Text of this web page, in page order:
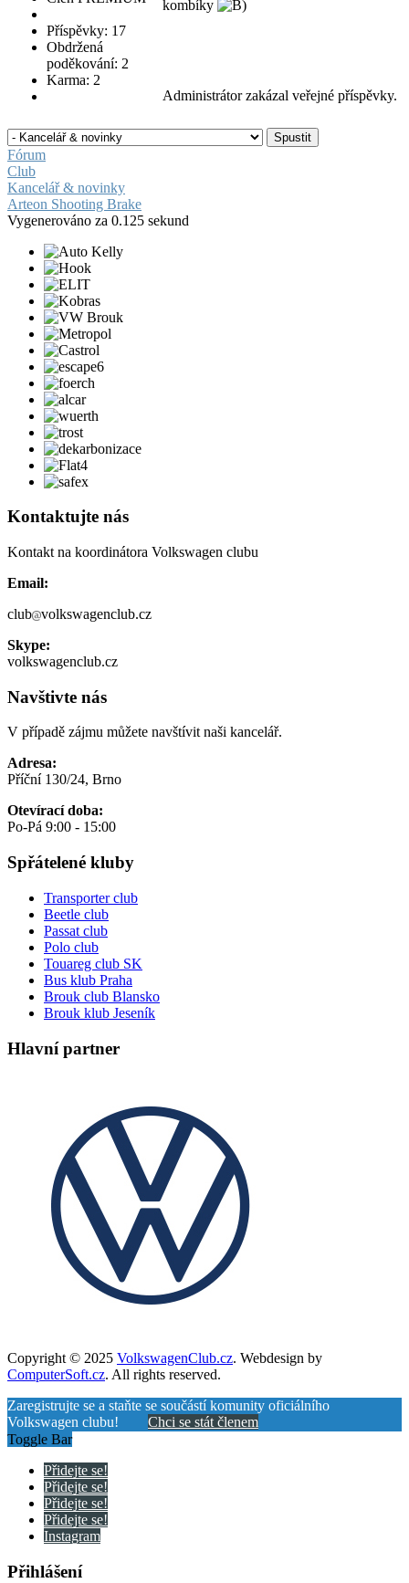
Příspěvky: 17
Obdržená
poděkování: 2
Karma: 2
kombíky
Administrátor zakázal veřejné příspěvky.
Fórum
Club
Kancelář & novinky
Arteon Shooting Brake
Vygenerováno za 0.125 sekund
Kontaktujte nás
Kontakt na koordinátora Volkswagen clubu
Email:
club volkswagenclub.cz
Skype:
volkswagenclub.cz
Navštivte nás
V případě zájmu můžete navštívit naši kancelář.
Adresa:
Příční 130/24, Brno
Otevírací doba:
Po-Pá 9:00 - 15:00
Spřátelené kluby
Transporter club
Beetle club
Passat club
Polo club
Touareg club SK
Bus klub Praha
Brouk club Blansko
Brouk klub Jeseník
Hlavní partner
Copyright © 2025 VolkswagenClub.cz. Webdesign by
ComputerSoft.cz. All rights reserved.
Zaregistrujte se a staňte se součástí komunity oficiálního
Volkswagen clubu! Chci se stát členem
Toggle Bar
Přidejte se!
Přidejte se!
Přidejte se!
Přidejte se!
Instagram
Přihlášení